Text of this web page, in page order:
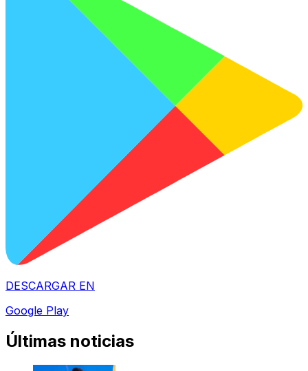
DESCARGAR EN
Google Play
Últimas noticias